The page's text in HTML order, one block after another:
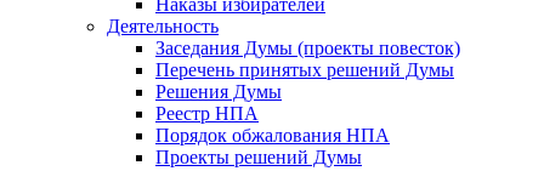
Наказы избирателей
Деятельность
Заседания Думы (проекты повесток)
Перечень принятых решений Думы
Решения Думы
Реестр НПА
Порядок обжалования НПА
Проекты решений Думы